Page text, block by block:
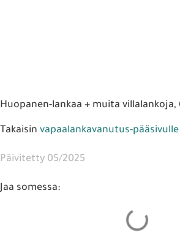
Huopanen-lankaa + muita
Takaisin vapaalankavanutus-pääsivulle
Päivitetty 05/2025
Jaa somessa: